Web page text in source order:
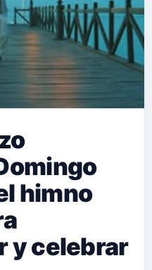
himno
y celebrar